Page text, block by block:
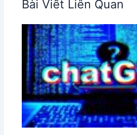
Bài Viết Liên Quan